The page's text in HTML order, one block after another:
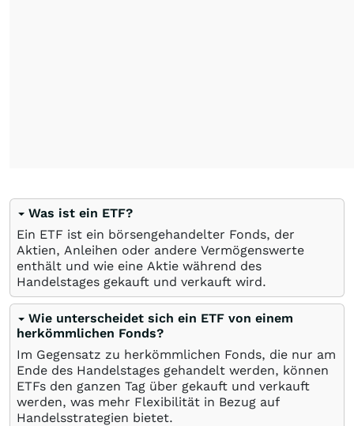
Was ist ein ETF?
Ein ETF ist ein börsengehandelter Fonds, der
Aktien, Anleihen oder andere Vermögenswerte
enthält und wie eine Aktie während des
Handelstages gekauft und verkauft wird.
Wie unterscheidet sich ein ETF von einem
herkömmlichen Fonds?
Im Gegensatz zu herkömmlichen Fonds, die nur am
Ende des Handelstages gehandelt werden, können
ETFs den ganzen Tag über gekauft und verkauft
werden, was mehr Flexibilität in Bezug auf
Handelsstrategien bietet.